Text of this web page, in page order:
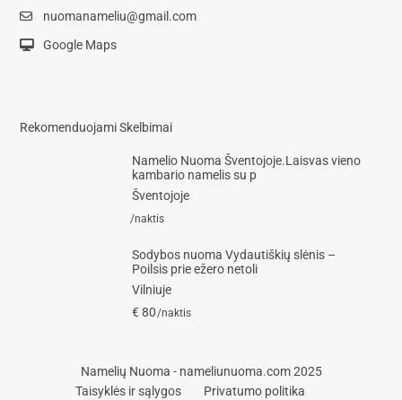
nuomanameliu@gmail.com
Google Maps
Rekomenduojami Skelbimai
Namelio Nuoma Šventojoje.Laisvas vieno
kambario namelis su p
Šventojoje
/naktis
Sodybos nuoma Vydautiškių slėnis –
Poilsis prie ežero netoli
Vilniuje
€ 80/naktis
Namelių Nuoma - nameliunuoma.com 2025
Taisyklės ir sąlygos
Privatumo politika